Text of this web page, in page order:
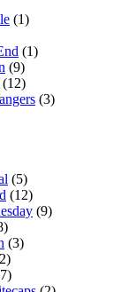
(1)
(1)
(9)
(12)
(3)
(5)
(12)
(9)
(3)